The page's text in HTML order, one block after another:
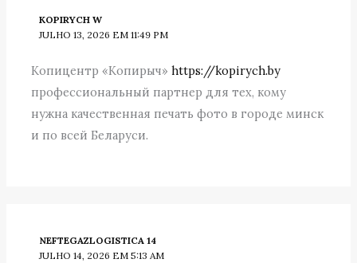
KOPIRYCH W
JULHO 13, 2026 EM 11:49 PM
Копицентр «Копирыч»https://kopirych.by
профессиональный партнер для тех, кому
нужна качественная печать фото в городе минск
и по всей Беларуси.
NEFTEGAZLOGISTICA 14
JULHO 14, 2026 EM 5:13 AM